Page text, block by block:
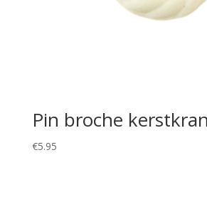
Pin broche
€5.95